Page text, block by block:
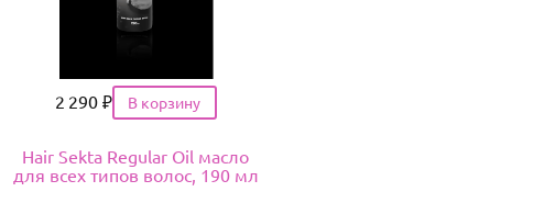
Цена
2 290 ₽
Hair Sekta Regular Oil масло
для всех типов волос, 190 мл